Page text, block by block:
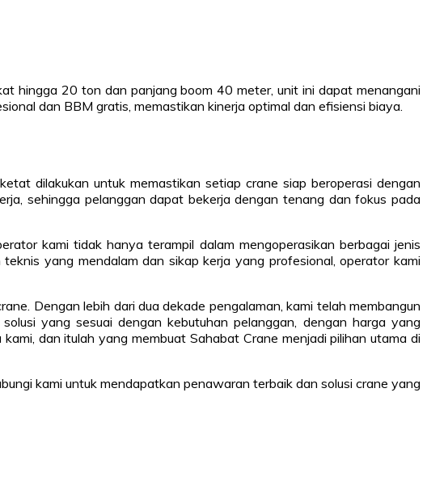
hingga 20 ton dan panjang boom 40 meter, unit ini dapat menangani
dan BBM gratis, memastikan kinerja optimal dan efisiensi biaya.
dilakukan untuk memastikan setiap crane siap beroperasi dengan
sehingga pelanggan dapat bekerja dengan tenang dan fokus pada
kami tidak hanya terampil dalam mengoperasikan berbagai jenis
yang mendalam dan sikap kerja yang profesional, operator kami
Dengan lebih dari dua dekade pengalaman, kami telah membangun
yang sesuai dengan kebutuhan pelanggan, dengan harga yang
dan itulah yang membuat Sahabat Crane menjadi pilihan utama di
kami untuk mendapatkan penawaran terbaik dan solusi crane yang